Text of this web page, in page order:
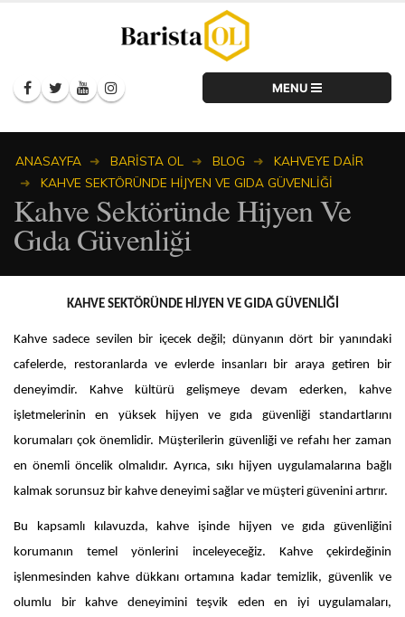
ANASAYFA BARISTA OL BLOG
KAHVEYE DAIR
KAHVE SEKTÖRÜNDE HIJYEN VE GIDA GÜVENLIĞI
Kahve Sektöründe Hijyen Ve
Gıda Güvenliği
KAHVE SEKTÖRÜNDE HİJYEN VE GIDA GÜVENLİĞİ
Kahve sadece sevilen bir içecek değil; dünyanın dört bir yanındaki
cafelerde, restoranlarda ve evlerde insanları bir araya getiren bir
deneyimdir. Kahve kültürü gelişmeye devam ederken, kahve
işletmelerinin en yüksek hijyen ve gıda güvenliği standartlarını
korumaları çok önemlidir. Müşterilerin güvenliği ve refahı her zaman
en önemli öncelik olmalıdır. Ayrıca, sıkı hijyen uygulamalarına bağlı
kalmak sorunsuz bir kahve deneyimi sağlar ve müşteri güvenini artırır.
Bu kapsamlı kılavuzda, kahve işinde hijyen ve gıda güvenliğini
korumanın temel yönlerini inceleyeceğiz. Kahve çekirdeğinin
işlenmesinden kahve dükkanı ortamına kadar temizlik, güvenlik ve
olumlu bir kahve deneyimini teşvik eden en iyi uygulamaları,